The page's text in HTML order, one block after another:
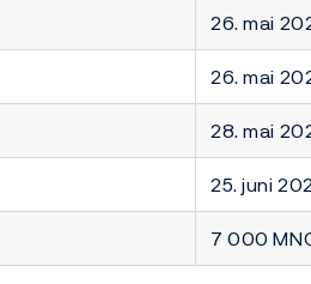
26. mai
26. mai
28. mai
25. juni
7 000